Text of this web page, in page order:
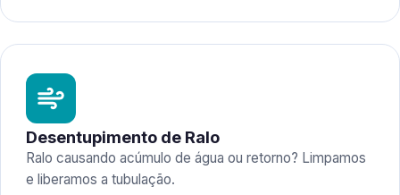
Desentupimento de Ralo
Ralo causando acúmulo de água ou retorno? Limpamos
e liberamos a tubulação.